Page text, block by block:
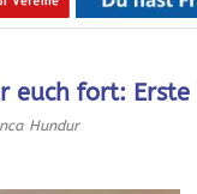
euch fort:
Hundur